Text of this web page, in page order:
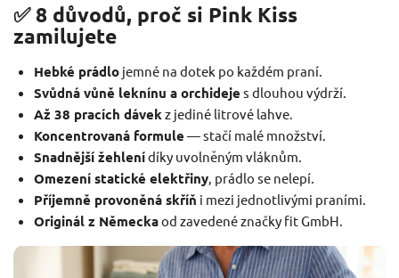
✅ 8 důvodů, proč si Pink Kiss
zamilujete
Hebké prádlojemné na dotek po každém praní.
Svůdná vůně leknínu a orchideje s dlouhou výdrží.
Až 38 pracích dávekz jediné litrové lahve.
Koncentrovaná formule — stačí malé množství.
Snadnější žehlenídíky uvolněným vláknům.
Omezení statické elektřiny, prádlo se nelepí.
Příjemně provoněná skříň i mezi jednotlivými praními.
Originál z Německaod zavedené značky fit GmbH.